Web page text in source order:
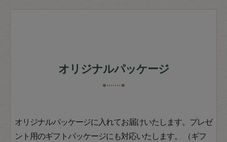
オリジナルパッケージ
オリジナルパッケージに入れてお届けいたします。プレゼ
ント用のギフトパッケージにも対応いたします。 （ギフ